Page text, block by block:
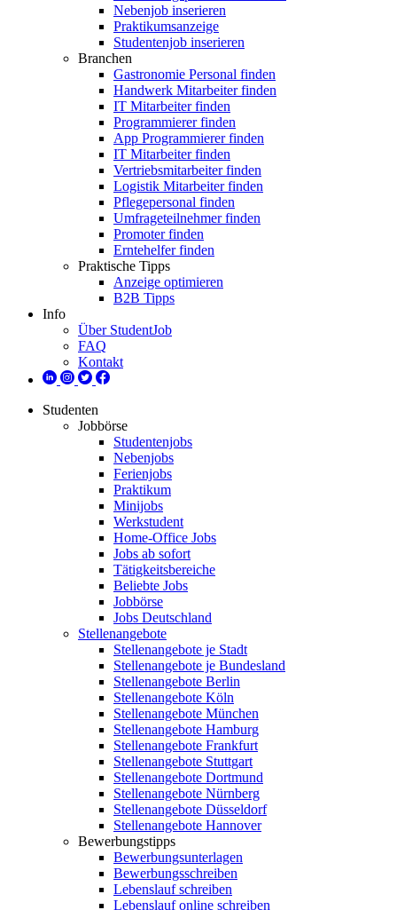
Nebenjob inserieren
Praktikumsanzeige
Studentenjob inserieren
Branchen
Gastronomie Personal finden
Handwerk Mitarbeiter finden
IT Mitarbeiter finden
Programmierer finden
App Programmierer finden
IT Mitarbeiter finden
Vertriebsmitarbeiter finden
Logistik Mitarbeiter finden
Pflegepersonal finden
Umfrageteilnehmer finden
Promoter finden
Erntehelfer finden
Praktische Tipps
Anzeige optimieren
B2B Tipps
Info
Über StudentJob
FAQ
Kontakt
Studenten
Jobbörse
Studentenjobs
Nebenjobs
Ferienjobs
Praktikum
Minijobs
Werkstudent
Home-Office Jobs
Jobs ab sofort
Tätigkeitsbereiche
Beliebte Jobs
Jobbörse
Jobs Deutschland
Stellenangebote
Stellenangebote je Stadt
Stellenangebote je Bundesland
Stellenangebote Berlin
Stellenangebote Köln
Stellenangebote München
Stellenangebote Hamburg
Stellenangebote Frankfurt
Stellenangebote Stuttgart
Stellenangebote Dortmund
Stellenangebote Nürnberg
Stellenangebote Düsseldorf
Stellenangebote Hannover
Bewerbungstipps
Bewerbungsunterlagen
Bewerbungsschreiben
Lebenslauf schreiben
Lebenslauf online schreiben